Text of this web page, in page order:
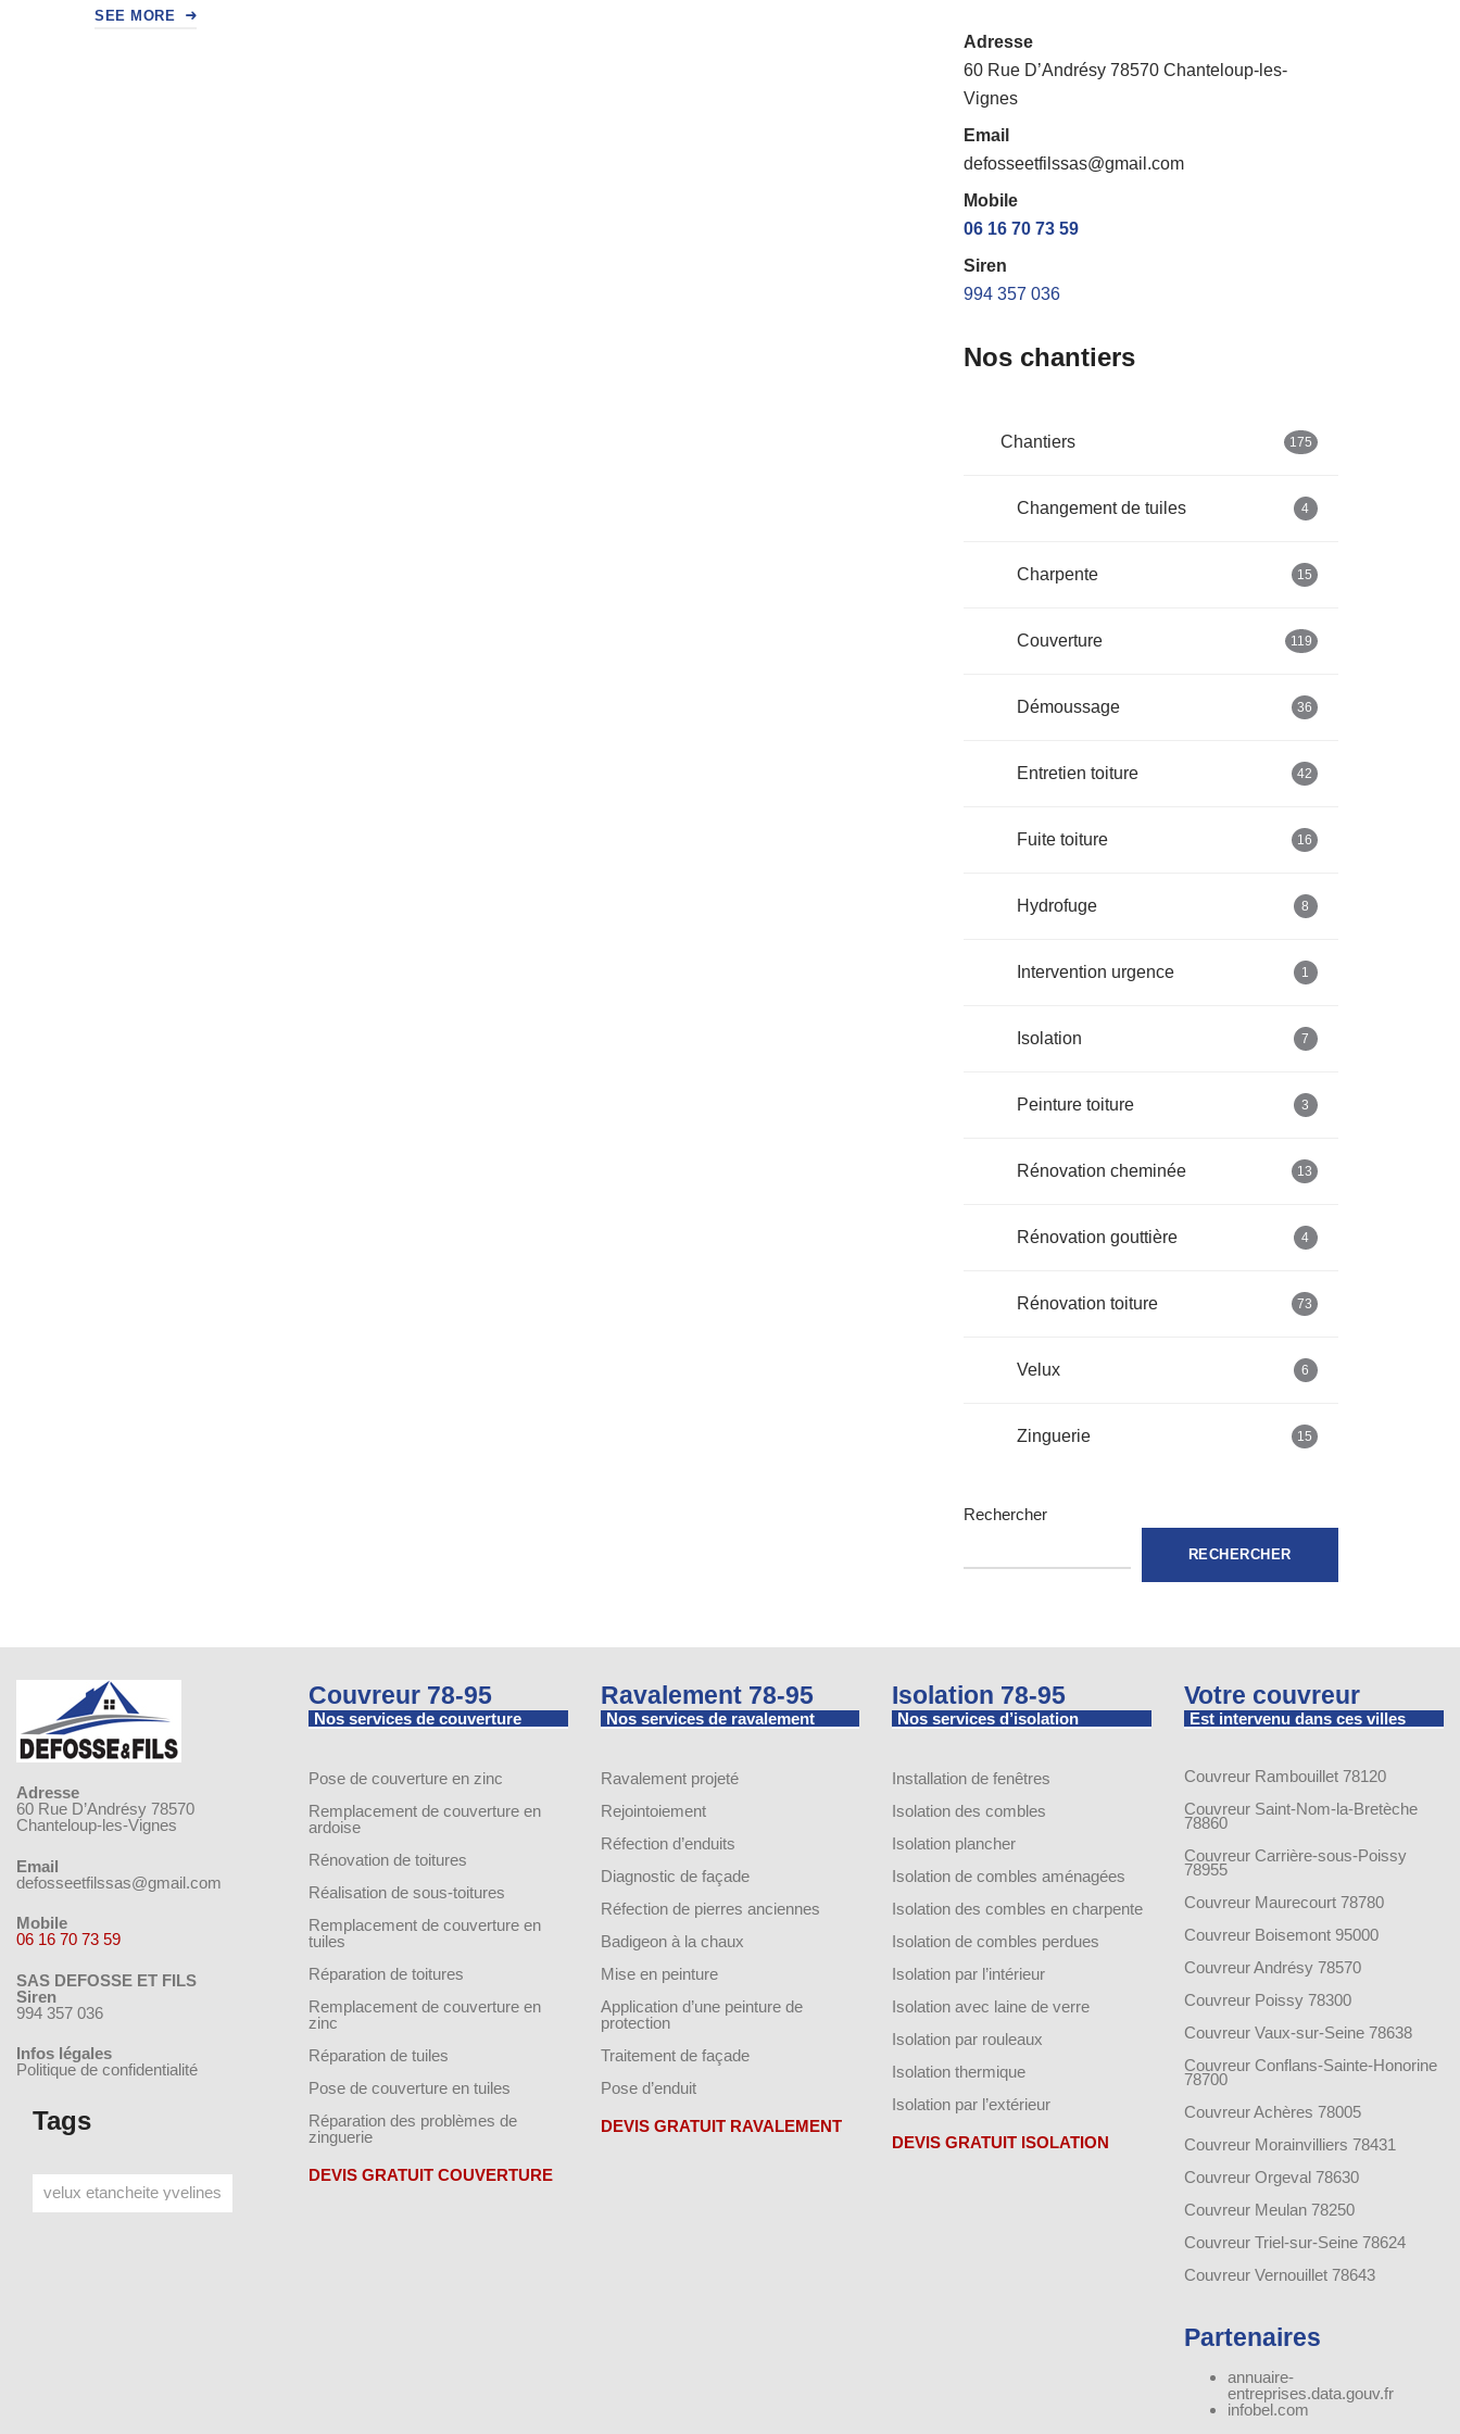
SEE MORE
Adresse
60 Rue D’Andrésy 78570 Chanteloup-les-
Vignes
Email
defosseetfilssas@gmail.com
Mobile
06 16 70 73 59
Siren
994 357 036
Nos chantiers
Chantiers 175
Changement de tuiles 4
Charpente 15
Couverture 119
Démoussage 36
Entretien toiture 42
Fuite toiture 16
Hydrofuge 8
Intervention urgence 1
Isolation 7
Peinture toiture 3
Rénovation cheminée 13
Rénovation gouttière 4
Rénovation toiture 73
Velux 6
Zinguerie 15
Rechercher
RECHERCHER
Adresse
60 Rue D’Andrésy 78570
Chanteloup-les-Vignes
Email
defosseetfilssas@gmail.com
Mobile
06 16 70 73 59
SAS DEFOSSE ET FILS
Siren
994 357 036
Infos légales
Politique de confidentialité
Tags
Couvreur 78-95
Nos services de couverture
Pose de couverture en zinc
Remplacement de couverture en
ardoise
Rénovation de toitures
Réalisation de sous-toitures
Remplacement de couverture en
tuiles
Réparation de toitures
Remplacement de couverture en
zinc
Réparation de tuiles
Pose de couverture en tuiles
Réparation des problèmes de
zinguerie
DEVIS GRATUIT COUVERTURE
Ravalement 78-95
Nos services de ravalement
Ravalement projeté
Rejointoiement
Réfection d’enduits
Diagnostic de façade
Réfection de pierres anciennes
Badigeon à la chaux
Mise en peinture
Application d’une peinture de
protection
Traitement de façade
Pose d’enduit
DEVIS GRATUIT RAVALEMENT
Isolation 78-95
Nos services d’isolation
Installation de fenêtres
Isolation des combles
Isolation plancher
Isolation de combles aménagées
Isolation des combles en charpente
Isolation de combles perdues
Isolation par l’intérieur
Isolation avec laine de verre
Isolation par rouleaux
Isolation thermique
Isolation par l’extérieur
DEVIS GRATUIT ISOLATION
Votre couvreur
Est intervenu dans ces villes
Couvreur Rambouillet 78120
Couvreur Saint-Nom-la-Bretèche
78860
Couvreur Carrière-sous-Poissy
78955
Couvreur Maurecourt 78780
Couvreur Boisemont 95000
Couvreur Andrésy 78570
Couvreur Poissy 78300
Couvreur Vaux-sur-Seine 78638
Couvreur Conflans-Sainte-Honorine
78700
Couvreur Achères 78005
Couvreur Morainvilliers 78431
Couvreur Orgeval 78630
Couvreur Meulan 78250
Couvreur Triel-sur-Seine 78624
Couvreur Vernouillet 78643
Partenaires
annuaire-
entreprises.data.gouv.fr
infobel.com